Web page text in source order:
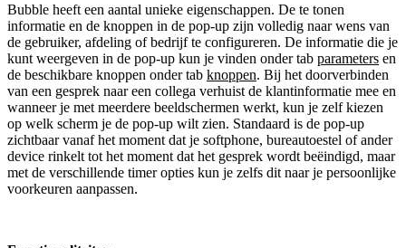
Bubble heeft een aantal unieke eigenschappen. De te tonen
informatie en de knoppen in de pop-up zijn volledig naar wens van
de gebruiker, afdeling of bedrijf te configureren. De informatie die je
kunt weergeven in de pop-up kun je vinden onder tab parameters en
de beschikbare knoppen onder tab knoppen. Bij het doorverbinden
van een gesprek naar een collega verhuist de klantinformatie mee en
wanneer je met meerdere beeldschermen werkt, kun je zelf kiezen
op welk scherm je de pop-up wilt zien. Standaard is de pop-up
zichtbaar vanaf het moment dat je softphone, bureautoestel of ander
device rinkelt tot het moment dat het gesprek wordt beëindigd, maar
met de verschillende timer opties kun je zelfs dit naar je persoonlijke
voorkeuren aanpassen.